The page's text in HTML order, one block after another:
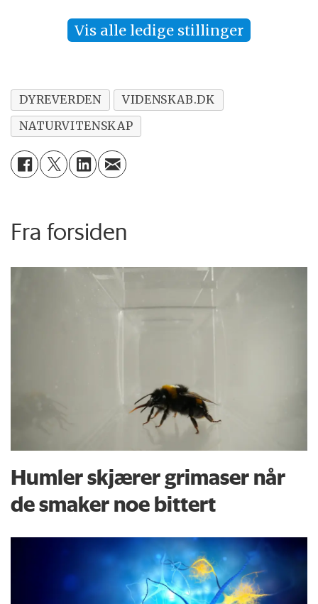
Vis alle ledige stillinger
DYREVERDEN
VIDENSKAB.DK
NATURVITENSKAP
Fra forsiden
Humler skjærer grimaser når
de smaker noe bittert